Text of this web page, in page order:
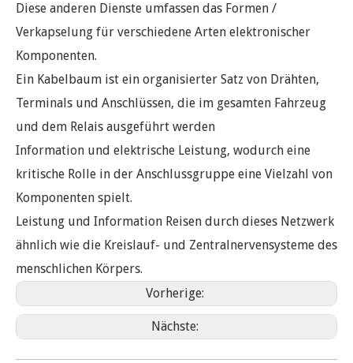
Diese anderen Dienste umfassen das Formen /
Verkapselung für verschiedene Arten elektronischer
Komponenten.
Ein Kabelbaum ist ein organisierter Satz von Drähten,
Terminals und Anschlüssen, die im gesamten Fahrzeug
und dem Relais ausgeführt werden
Information und elektrische Leistung, wodurch eine
kritische Rolle in der Anschlussgruppe eine Vielzahl von
Komponenten spielt.
Leistung und Information Reisen durch dieses Netzwerk
ähnlich wie die Kreislauf- und Zentralnervensysteme des
menschlichen Körpers.
Vorherige:
Nächste: